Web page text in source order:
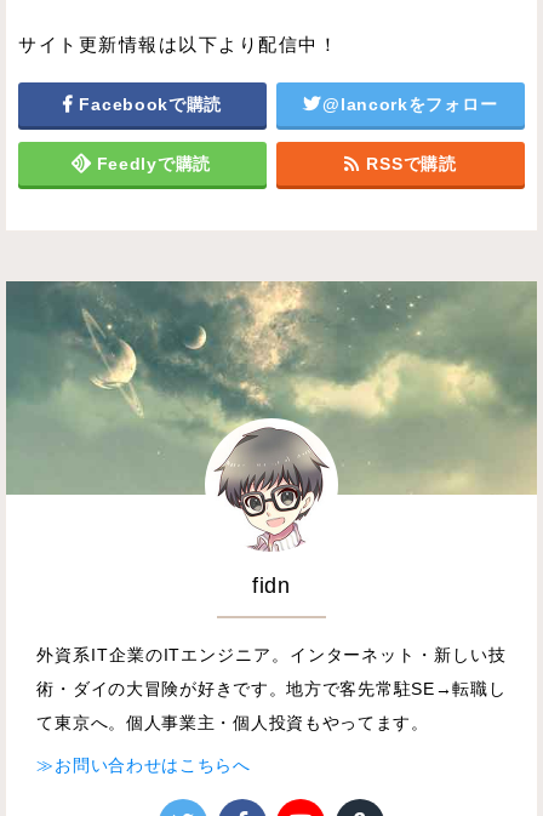
サイト更新情報は以下より配信中！
Facebookで購読 @lancorkをフォロー
Feedlyで購読 RSSで購読
fidn
外資系IT企業のITエンジニア。インターネット・新しい技
術・ダイの大冒険が好きです。地方で客先常駐SE→転職し
て東京へ。個人事業主・個人投資もやってます。
≫お問い合わせはこちらへ